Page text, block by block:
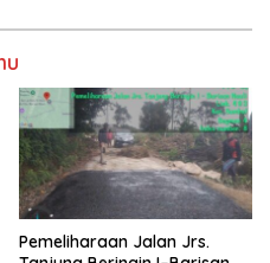
Pemeliharaan Jalan Jrs.